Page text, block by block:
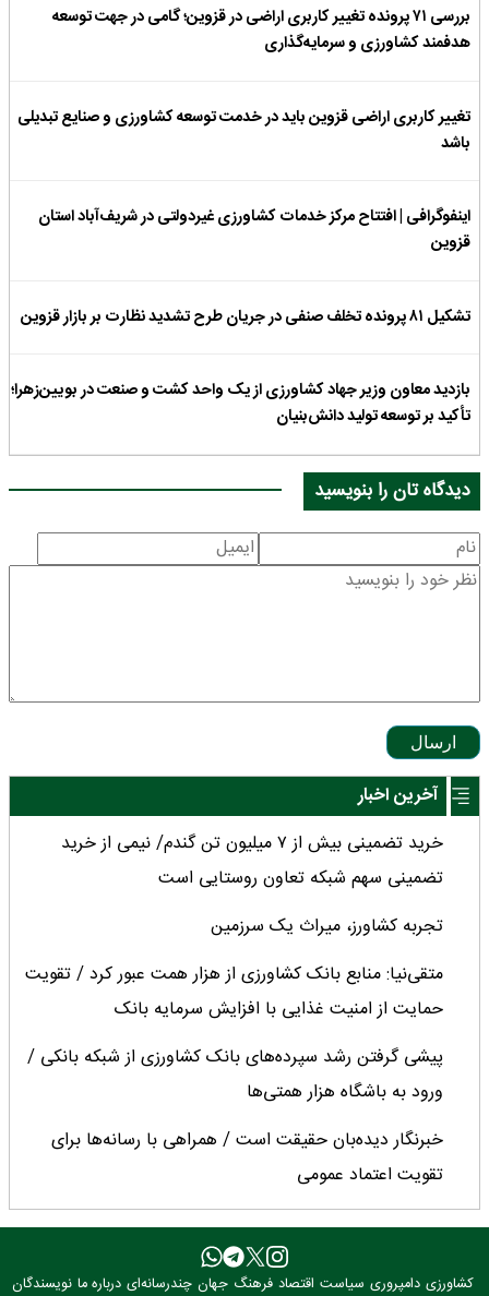
بررسی ۷۱ پرونده تغییر کاربری اراضی در قزوین؛ گامی در جهت توسعه
هدفمند کشاورزی و سرمایه‌گذاری
تغییر کاربری اراضی قزوین باید در خدمت توسعه کشاورزی و صنایع تبدیلی
باشد
اینفوگرافی | افتتاح مرکز خدمات کشاورزی غیردولتی در شریف‌آباد استان
قزوین
تشکیل ۸۱ پرونده تخلف صنفی در جریان طرح تشدید نظارت بر بازار قزوین
بازدید معاون وزیر جهاد کشاورزی از یک واحد کشت و صنعت در بویین‌زهرا؛
تأکید بر توسعه تولید دانش‌بنیان
دیدگاه تان را بنویسید
ارسال
آخرین اخبار
خرید تضمینی بیش از ۷ میلیون تن گندم/ نیمی از خرید
تضمینی سهم شبکه تعاون روستایی است
تجربه کشاورز، میراث یک سرزمین
متقی‌نیا: منابع بانک کشاورزی از هزار همت عبور کرد / تقویت
حمایت از امنیت غذایی با افزایش سرمایه بانک
پیشی گرفتن رشد سپرده‌های بانک کشاورزی از شبکه بانکی /
ورود به باشگاه هزار همتی‌ها
خبرنگار دیده‌بان حقیقت است / همراهی با رسانه‌ها برای
تقویت اعتماد عمومی
امنیت غذایی کشور در سخت‌ترین شرایط دچار خدشه نشد
حضرتی: سال گذشته، سال سختی برای خبرنگاران بودکشاورزی دامپروری سیاست اقتصاد فرهنگ جهان چندرسانه‌ای درباره ما نویسندگان